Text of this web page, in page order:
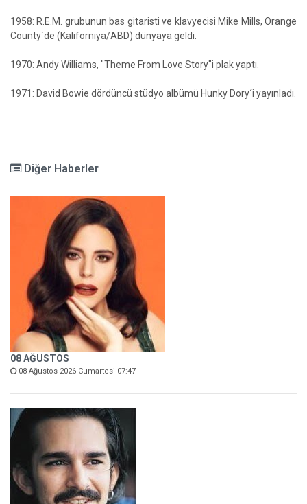
1958: R.E.M. grubunun bas gitaristi ve klavyecisi Mike Mills, Orange
County´de (Kaliforniya/ABD) dünyaya geldi.
1970: Andy Williams, "Theme From Love Story"i plak yaptı.
1971: David Bowie dördüncü stüdyo albümü Hunky Dory´i yayınladı.
Diğer Haberler
08 AĞUSTOS
08 Ağustos 2026 Cumartesi 07:47